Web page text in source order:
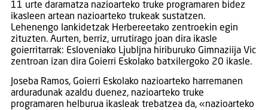
11 urte daramatza nazioarteko truke programaren bidez
ikasleen artean nazioarteko trukeak sustatzen.
Lehenengo lankidetzak Herbereetako zentroekin egin
zituzten. Aurten, berriz, urrutirago joan dira ikasle
goierritarrak: Esloveniako Ljubljna hiriburuko Gimnaziija Vic
zentroan izan dira Goierri Eskolako batxilergoko 20 ikasle.
Joseba Ramos, Goierri Eskolako nazioarteko harremanen
arduradunak azaldu duenez, nazioarteko truke
programaren helburua ikasleak trebatzea da, «nazioarteko